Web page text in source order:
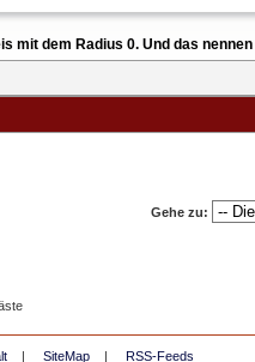
mit dem Radius 0. Und das
Gehe zu:
| SiteMap | RSS-Feeds